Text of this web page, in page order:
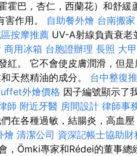
霍巴，杏仁，西蘭花）和舒緩
害作用。 自助餐外燴 台南搬家
按摩推薦 UV-A射線負責衰老
商用冰箱 台胞證辦理 長照 大
紅。 它不會使皮膚潤滑，但
天然精油的成分。 台中整復
外燴價格 因子編號顯示了
師 附近牙醫 房間設計 律師事
在各種過敏，結腸炎，高血
燴 清潔公司 資深記帳士協助財
，Ömki專家和Rédei的董事總